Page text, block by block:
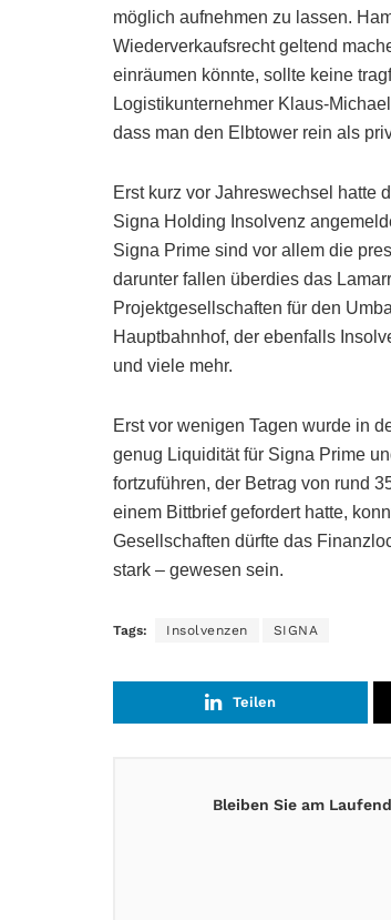
möglich aufnehmen zu lassen.
Wiederverkaufsrecht geltend
einräumen könnte, sollte keine
Logistikunternehmer Klaus-
dass man den Elbtower rein als
Erst kurz vor Jahreswechsel hatte
Signa Holding Insolvenz
Signa Prime sind vor allem die
darunter fallen überdies das
Projektgesellschaften für den
Hauptbahnhof, der ebenfalls
und viele mehr.
Erst vor wenigen Tagen wurde in
genug Liquidität für Signa Prime
fortzuführen, der Betrag von rund
einem Bittbrief gefordert hatte,
Gesellschaften dürfte das
stark – gewesen sein.
Tags: Insolvenzen SIGNA
Teilen
Bleiben Sie am